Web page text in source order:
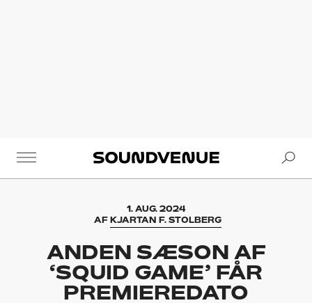
Soundvenue
1. AUG. 2024
AF KJARTAN F. STOLBERG
ANDEN SÆSON AF
‘SQUID GAME’ FÅR
PREMIEREDATO